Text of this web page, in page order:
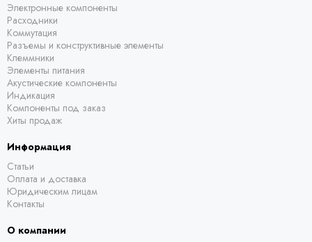
Электронные компоненты
Расходники
Коммутация
Разъемы и конструктивные элементы
Клеммники
Элементы питания
Акустические компоненты
Индикация
Компоненты под заказ
Хиты продаж
Информация
Статьи
Оплата и доставка
Юридическим лицам
Контакты
О компании